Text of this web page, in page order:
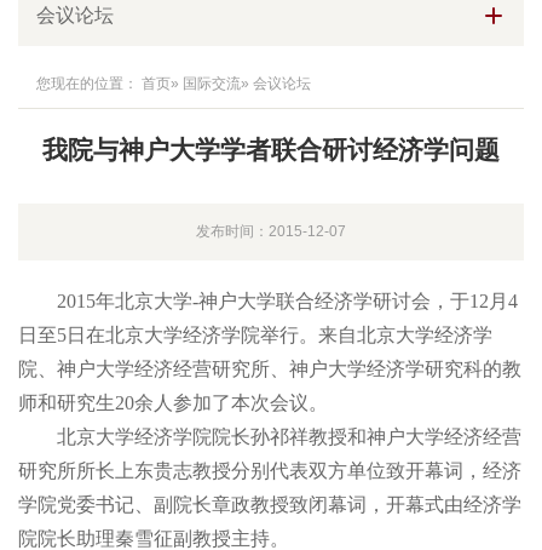
会议论坛
您现在的位置： 首页» 国际交流» 会议论坛
我院与神户大学学者联合研讨经济学问题
发布时间：2015-12-07
2015年北京大学-神户大学联合经济学研讨会，于12月4
日至5日在北京大学经济学院举行。来自北京大学经济学
院、神户大学经济经营研究所、神户大学经济学研究科的教
师和研究生20余人参加了本次会议。
北京大学经济学院院长孙祁祥教授和神户大学经济经营
研究所所长上东贵志教授分别代表双方单位致开幕词，经济
学院党委书记、副院长章政教授致闭幕词，开幕式由经济学
院院长助理秦雪征副教授主持。